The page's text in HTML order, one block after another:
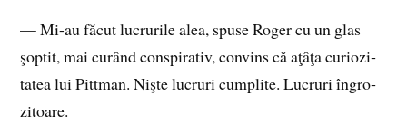
— Mi-au fă­cut lu­cru­ri­le alea, spu­se Ro­ger cu un glas
şop­tit, mai cu­rând con­spi­ra­tiv, con­vins că aţâ­ţa cu­rio­zi­
ta­tea lui Pit­tman. Niş­te lu­cruri cum­pli­te. Lu­cruri în­gro­
zi­toa­re.